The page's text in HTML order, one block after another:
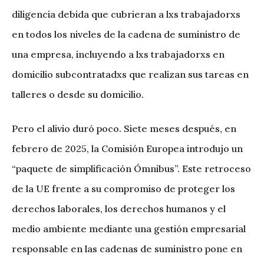
diligencia debida que cubrieran a lxs trabajadorxs
en todos los niveles de la cadena de suministro de
una empresa, incluyendo a lxs trabajadorxs en
domicilio subcontratadxs que realizan sus tareas en
talleres o desde su domicilio.
Pero el alivio duró poco. Siete meses después, en
febrero de 2025, la Comisión Europea introdujo un
“paquete de simplificación Ómnibus”. Este retroceso
de la UE frente a su compromiso de proteger los
derechos laborales, los derechos humanos y el
medio ambiente mediante una gestión empresarial
responsable en las cadenas de suministro pone en